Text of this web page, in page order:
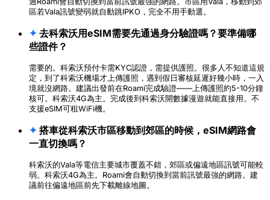
區若Vala訊號變弱就自動跳IPKO，完全不用手動選。
✦ 去科索沃用eSIM需要先通過身分驗證嗎？要準備哪
些證件？
需要的。科索沃預付卡需KYC認證，需提供護照。很多人不知道這規
定，到了科索沃機場才上傳護照，遇到假日審核延遲好幾小時，一入
境就沒網路。建議出發前在Roami完成驗證——上傳護照約5-10分鐘
核可。科索沃4G為主。完成後到科索沃開數據漫遊就能直接用。不
支援eSIM可租WiFi機。
✦ 搭車從科索沃市區移動到郊區的時候，eSIM網路會
一直切換嗎？
科索沃的Vala等電信主要城市覆蓋不錯，郊區或偏遠地區訊號可能較
弱。科索沃4G為主。Roami會自動切換到當前訊號最強的網路。建
議前往偏遠地區前先下載離線地圖。